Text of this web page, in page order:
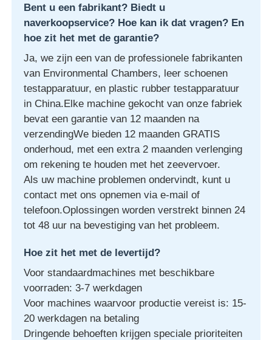
Bent u een fabrikant? Biedt u
naverkoopservice? Hoe kan ik dat vragen? En
hoe zit het met de garantie?
Ja, we zijn een van de professionele fabrikanten
van Environmental Chambers, leer schoenen
testapparatuur, en plastic rubber testapparatuur
in China.Elke machine gekocht van onze fabriek
bevat een garantie van 12 maanden na
verzendingWe bieden 12 maanden GRATIS
onderhoud, met een extra 2 maanden verlenging
om rekening te houden met het zeevervoer.
Als uw machine problemen ondervindt, kunt u
contact met ons opnemen via e-mail of
telefoon.Oplossingen worden verstrekt binnen 24
tot 48 uur na bevestiging van het probleem.
Hoe zit het met de levertijd?
Voor standaardmachines met beschikbare
voorraden: 3-7 werkdagen
Voor machines waarvoor productie vereist is: 15-
20 werkdagen na betaling
Dringende behoeften krijgen speciale prioriteiten